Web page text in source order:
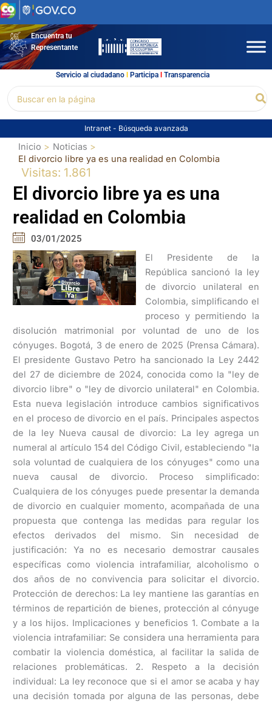
Ir
al
contenidoEncuentra tu
Representante
Servicio al ciudadano l Participal Transparencia
por:
Intranet - Búsqueda avanzada
Inicio
Noticias
El divorcio libre ya es una realidad en Colombia
Visitas: 1.861
El divorcio libre ya es una
realidad en Colombia
03/01/2025
El Presidente de la
República sancionó la ley
de divorcio unilateral en
Colombia, simplificando el
proceso y permitiendo la
disolución matrimonial por voluntad de uno de los
cónyuges. Bogotá, 3 de enero de 2025 (Prensa Cámara).
El presidente Gustavo Petro ha sancionado la Ley 2442
del 27 de diciembre de 2024, conocida como la "ley de
divorcio libre" o "ley de divorcio unilateral" en Colombia.
Esta nueva legislación introduce cambios significativos
en el proceso de divorcio en el país. Principales aspectos
de la ley Nueva causal de divorcio: La ley agrega un
numeral al artículo 154 del Código Civil, estableciendo "la
sola voluntad de cualquiera de los cónyuges" como una
nueva causal de divorcio. Proceso simplificado:
Cualquiera de los cónyuges puede presentar la demanda
de divorcio en cualquier momento, acompañada de una
propuesta que contenga las medidas para regular los
efectos derivados del mismo. Sin necesidad de
justificación: Ya no es necesario demostrar causales
específicas como violencia intrafamiliar, alcoholismo o
dos años de no convivencia para solicitar el divorcio.
Protección de derechos: La ley mantiene las garantías en
términos de repartición de bienes, protección al cónyuge
y a los hijos. Implicaciones y beneficios 1. Combate a la
violencia intrafamiliar: Se considera una herramienta para
combatir la violencia doméstica, al facilitar la salida de
relaciones problemáticas. 2. Respeto a la decisión
individual: La ley reconoce que si el amor se acaba y hay
una decisión tomada por alguna de las personas, debe